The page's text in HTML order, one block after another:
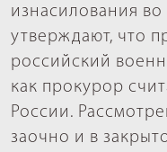
изнасилования
утверждают, что
российский
как прокурор
России.
заочно и в